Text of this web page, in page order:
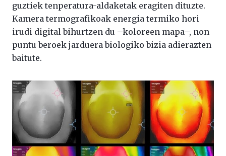
guztiek tenperatura-aldaketak eragiten dituzte.
Kamera termografikoak energia termiko hori
irudi digital bihurtzen du –koloreen mapa–, non
puntu beroek jarduera biologiko bizia adierazten
baitute.